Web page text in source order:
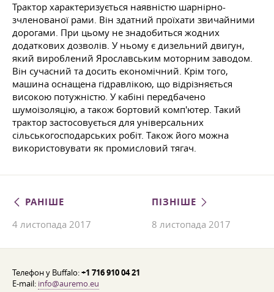
Трактор характеризується наявністю шарнірно-
зчленованої рами. Він здатний проїхати звичайними
дорогами. При цьому не знадобиться жодних
додаткових дозволів. У ньому є дизельний двигун,
який вироблений Ярославським моторним заводом.
Він сучасний та досить економічний. Крім того,
машина оснащена гідравлікою, що відрізняється
високою потужністю. У кабіні передбачено
шумоізоляцію, а також бортовий комп'ютер. Такий
трактор застосовується для універсальних
сільськогосподарських робіт. Також його можна
використовувати як промисловий тягач.
РАНІШЕ
4 листопада 2017
ПІЗНІШЕ
8 листопада 2017
Телефон у Buffalo:+1 716 910 04 21
E-mail: info@auremo.eu